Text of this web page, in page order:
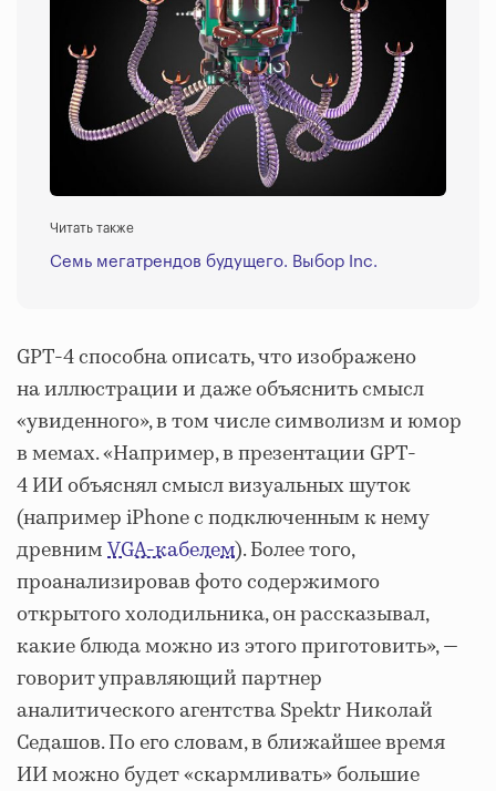
Читать также
Семь мегатрендов будущего. Выбор Inc.
GPT-4 способна описать, что изображено
на иллюстрации и даже объяснить смысл
«увиденного», в том числе символизм и юмор
в мемах. «Например, в презентации GPT-
4 ИИ объяснял смысл визуальных шуток
(например iPhone с подключенным к нему
древнимVGA-кабелем). Более того,
проанализировав фото содержимого
открытого холодильника, он рассказывал,
какие блюда можно из этого приготовить», —
говорит управляющий партнер
аналитического агентства Spektr Николай
Седашов. По его словам, в ближайшее время
ИИ можно будет «скармливать» большие